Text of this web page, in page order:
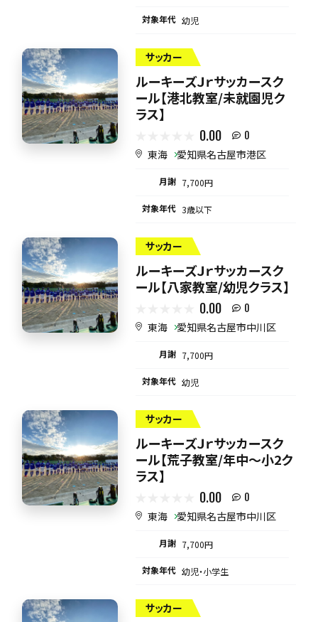
対象年代 幼児
サッカー
ルーキーズＪｒサッカースク
ール【港北教室/未就園児ク
ラス】
0.00 0
東海 愛知県名古屋市港区
月謝 7,700円
対象年代 3歳以下
サッカー
ルーキーズＪｒサッカースク
ール【八家教室/幼児クラス】
0.00 0
東海 愛知県名古屋市中川区
月謝 7,700円
対象年代 幼児
サッカー
ルーキーズＪｒサッカースク
ール【荒子教室/年中～小2ク
ラス】
0.00 0
東海 愛知県名古屋市中川区
月謝 7,700円
対象年代 幼児・小学生
サッカー